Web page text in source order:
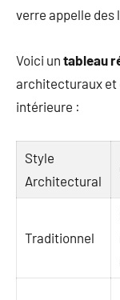
verre appelle des
Voici un tableau
architecturaux et
intérieure :
Style
Architectural
Traditionnel